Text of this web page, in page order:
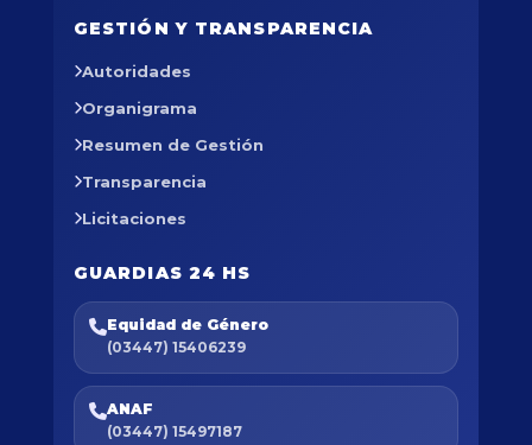
GESTIÓN Y TRANSPARENCIA
Autoridades
Organigrama
Resumen de Gestión
Transparencia
Licitaciones
GUARDIAS 24 HS
Equidad de Género
(03447) 15406239
ANAF
(03447) 15497187